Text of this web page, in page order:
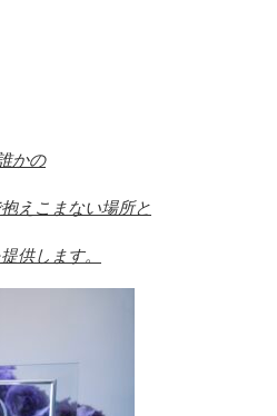
かの
えこまない場所と
供します。